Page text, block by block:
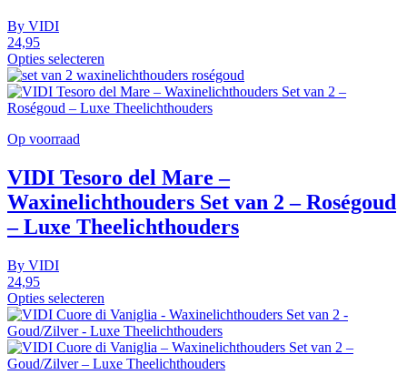
By VIDI
24,95
Opties selecteren
Op voorraad
VIDI Tesoro del Mare –
Waxinelichthouders Set van 2 – Roségoud
– Luxe Theelichthouders
By VIDI
24,95
Opties selecteren